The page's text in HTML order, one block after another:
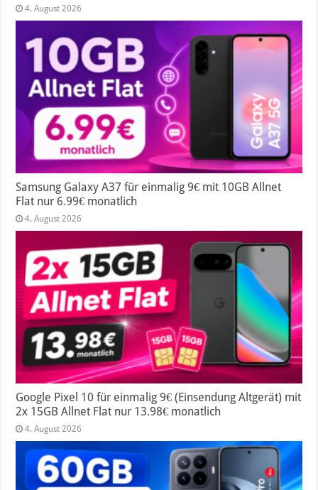
4. August 2026
Samsung Galaxy A37 für einmalig 9€ mit 10GB Allnet
Flat nur 6.99€ monatlich
4. August 2026
Google Pixel 10 für einmalig 9€ (Einsendung Altgerät) mit
2x 15GB Allnet Flat nur 13.98€ monatlich
4. August 2026